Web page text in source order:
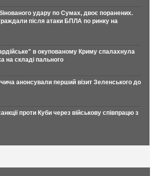
удару по Сумах, двоє поранених.
після атаки БПЛА по ринку на
в окупованому Криму спалахнула
на складі пального
анонсували перший візит Зеленського до
проти Куби через військову співпрацю з